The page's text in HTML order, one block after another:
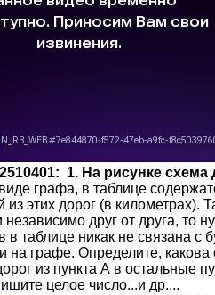
1. На рисунке схема
графа, в таблице
этих дорог (в километрах).
друг от друга, то
в таблице никак не связана с
на графе. Определите, какова
из пункта А в остальные
целое число...и др....